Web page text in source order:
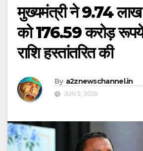
मुख्यमंत्री ने 9.74 लाख
को 176.59 करोड़
राशि हस्तांतरित की
By a2znewschannel.in
JUN 5, 2026